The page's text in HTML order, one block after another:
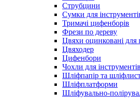
Струбцини
Сумки для
Тримачі цифенборів
Фрези по дереву
Цвяхи оцинковані для
Цвяходер
Цифенбори
Чохли для інструментів
Шліфпапір та
Шліфплатформи
Шліфувально-